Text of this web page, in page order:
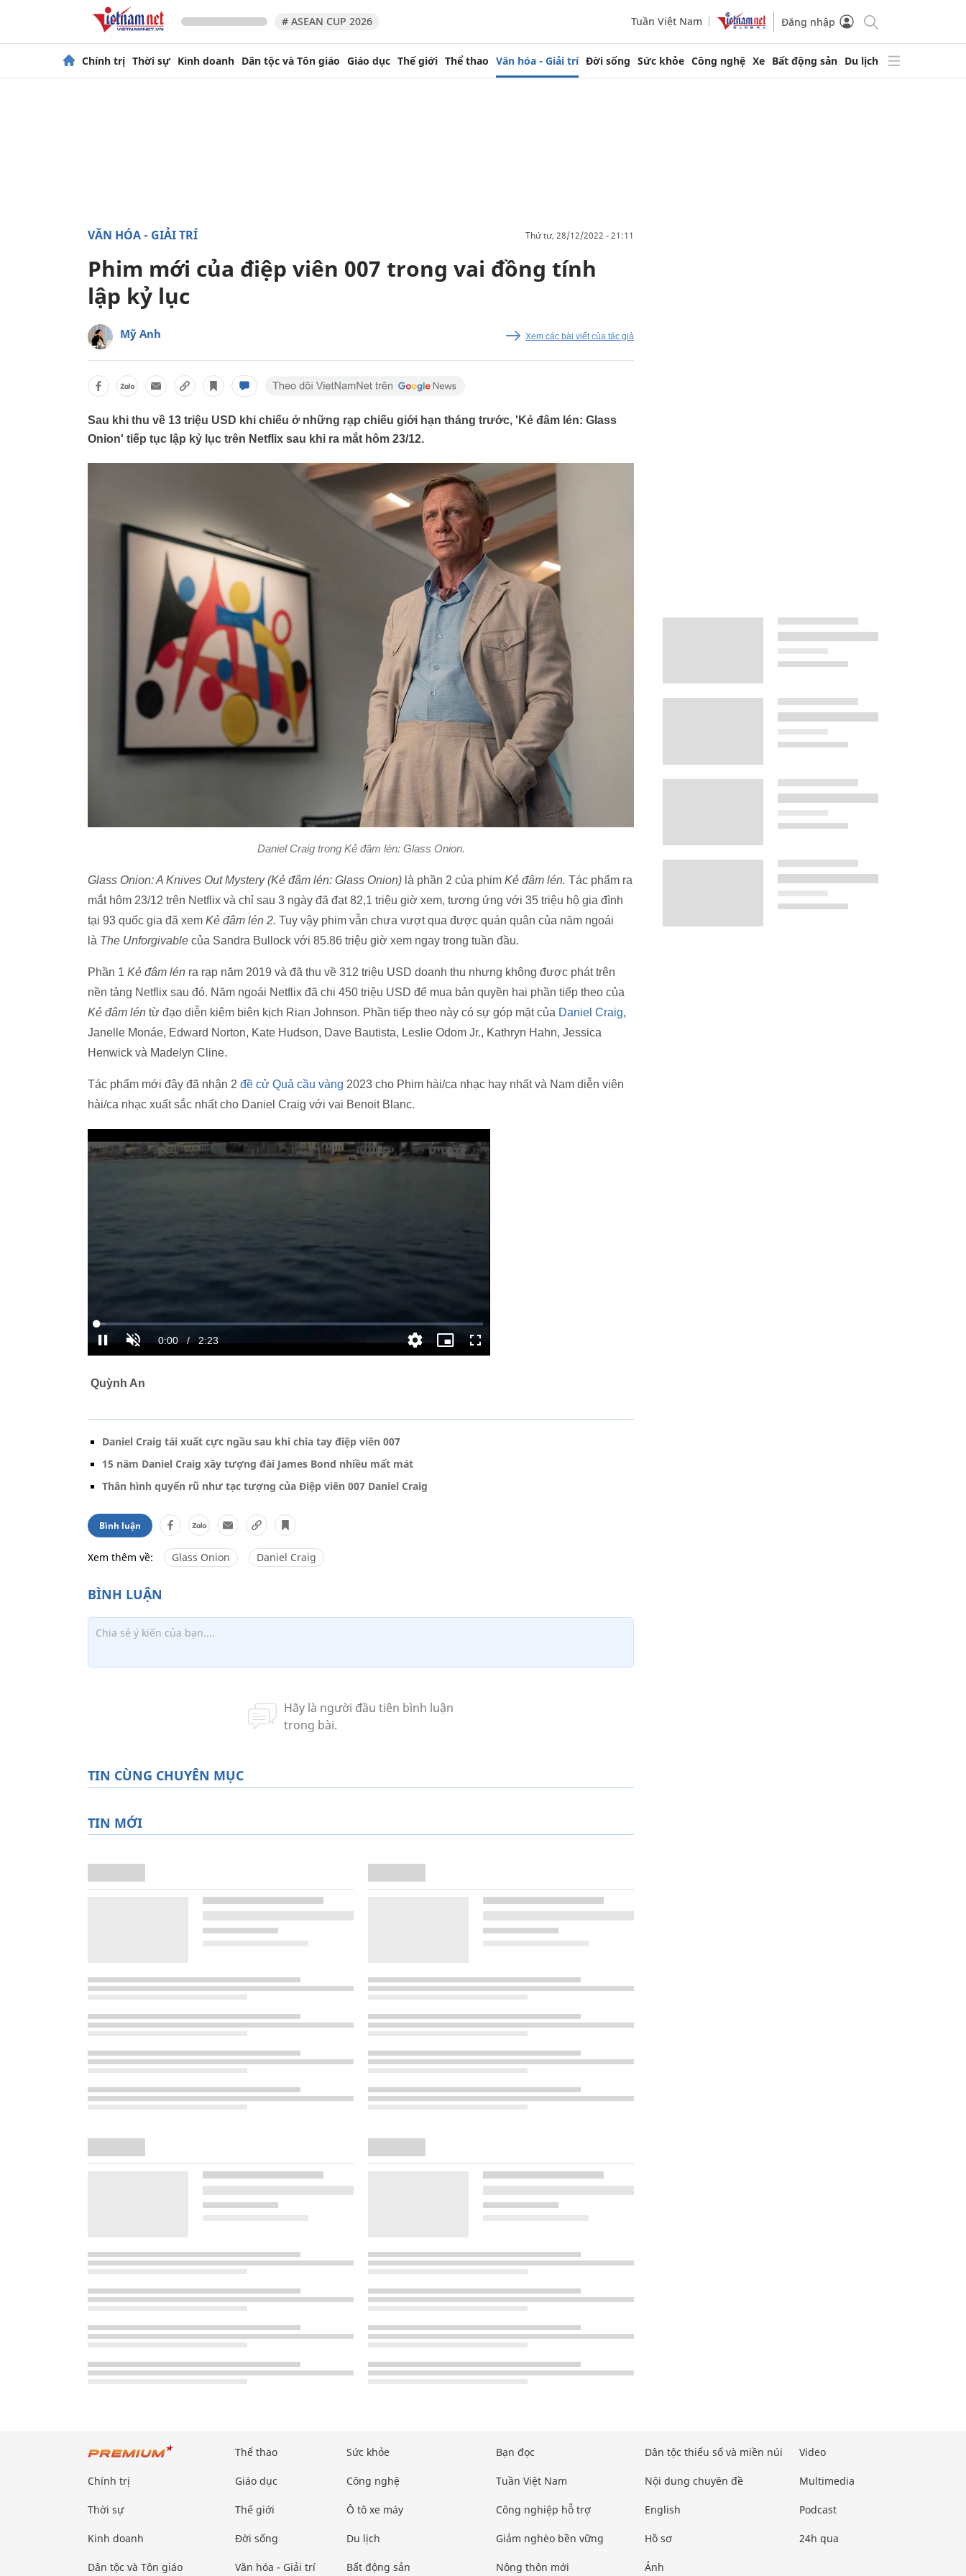
# ASEAN CUP 2026 Tuần Việt Nam Đăng nhập
Chính trị Thời sự Kinh doanh Dân tộc và Tôn giáo Giáo dục Thế giới Thể thao Văn hóa - Giải trí Đời sống Sức khỏe Công nghệ Xe Bất động sản Du lịch
VĂN HÓA - GIẢI TRÍ thứ tư, 28/12/2022 - 21:11
Phim mới của điệp viên 007 trong vai đồng tính
lập kỷ lục
Mỹ Anh Xem các bài viết của tác giả
Sau khi thu về 13 triệu USD khi chiếu ở những rạp chiếu giới hạn tháng trước, 'Kẻ đâm lén: Glass
Onion' tiếp tục lập kỷ lục trên Netflix sau khi ra mắt hôm 23/12.
Daniel Craig trongKẻ đâm lén: Glass Onion.
Glass Onion: A Knives Out Mystery (Kẻ đâm lén: Glass Onion) là phần 2 của phim Kẻ đâm lén. Tác phẩm ra
mắt hôm 23/12 trên Netflix và chỉ sau 3 ngày đã đạt 82,1 triệu giờ xem, tương ứng với 35 triệu hộ gia đình
tại 93 quốc gia đã xem Kẻ đâm lén 2. Tuy vậy phim vẫn chưa vượt qua được quán quân của năm ngoái
là The Unforgivable của Sandra Bullock với 85.86 triệu giờ xem ngay trong tuần đầu.
Phần 1 Kẻ đâm lén ra rạp năm 2019 và đã thu về 312 triệu USD doanh thu nhưng không được phát trên
nền tảng Netflix sau đó. Năm ngoái Netflix đã chi 450 triệu USD để mua bản quyền hai phần tiếp theo của
Kẻ đâm lén từ đạo diễn kiêm biên kịch Rian Johnson. Phần tiếp theo này có sự góp mặt của Daniel Craig,
Janelle Monáe, Edward Norton, Kate Hudson, Dave Bautista, Leslie Odom Jr., Kathryn Hahn, Jessica
Henwick và Madelyn Cline.
Tác phẩm mới đây đã nhận 2 đề cử Quả cầu vàng 2023 cho Phim hài/ca nhạc hay nhất và Nam diễn viên
hài/ca nhạc xuất sắc nhất cho Daniel Craig với vai Benoit Blanc.
Quỳnh An
Daniel Craig tái xuất cực ngầu sau khi chia tay điệp viên 007
15 năm Daniel Craig xây tượng đài James Bond nhiều mất mát
Thân hình quyến rũ như tạc tượng của Điệp viên 007 Daniel Craig
Bình luận
Xem thêm về: Glass Onion Daniel Craig
TIN CÙNG CHUYÊN MỤC
TIN MỚI
Chính trị
Thời sự
Kinh doanh
Dân tộc và Tôn giáo
Thể thao
Giáo dục
Thế giới
Đời sống
Văn hóa - Giải trí
Sức khỏe
Công nghệ
Ô tô xe máy
Du lịch
Bất động sản
Bạn đọc
Tuần Việt Nam
Công nghiệp hỗ trợ
Giảm nghèo bền vững
Nông thôn mới
Dân tộc thiểu số và miền núi
Nội dung chuyên đề
English
Hồ sơ
Ảnh
Video
Multimedia
Podcast
24h qua